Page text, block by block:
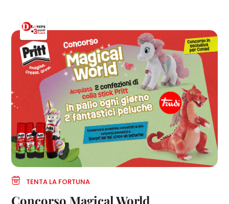
TENTA LA FORTUNA
Concorso Magical World